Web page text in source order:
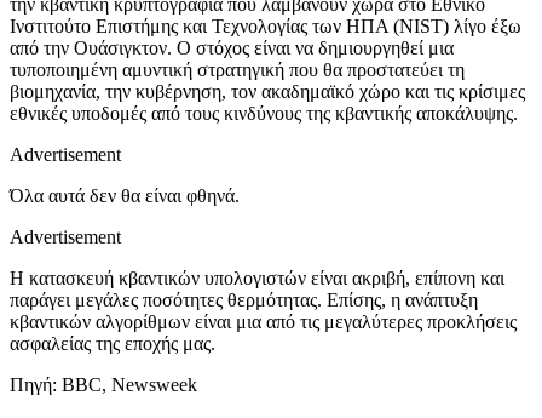
Ινστιτούτο Επιστήμης και Τεχνολογίας των ΗΠΑ (NIST) λίγο έξω
από την Ουάσιγκτον. Ο στόχος είναι να δημιουργηθεί μια
τυποποιημένη αμυντική στρατηγική που θα προστατεύει τη
βιομηχανία, την κυβέρνηση, τον ακαδημαϊκό χώρο και τις κρίσιμες
εθνικές υποδομές από τους κινδύνους της κβαντικής αποκάλυψης.
Advertisement
Όλα αυτά δεν θα είναι φθηνά.
Advertisement
Η κατασκευή κβαντικών υπολογιστών είναι ακριβή, επίπονη και
παράγει μεγάλες ποσότητες θερμότητας. Επίσης, η ανάπτυξη
κβαντικών αλγορίθμων είναι μια από τις μεγαλύτερες προκλήσεις
ασφαλείας της εποχής μας.
Πηγή: BBC, Newsweek